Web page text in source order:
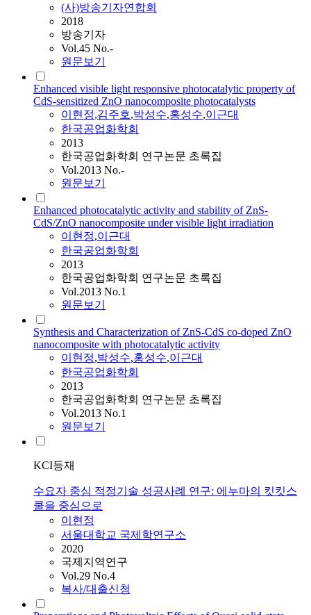
(사)방송기자연합회
2018
방송기자
Vol.45 No.-
원문보기
Enhanced visible light responsive photocatalytic property of
CdS-sensitized ZnO nanocomposite photocatalysts
이현정,김주호,박성수,홍성수,이근대
한국공업화학회
2013
한국공업화학회 연구논문 초록집
Vol.2013 No.-
원문보기
Enhanced photocatalytic activity and stability of ZnS-
CdS/ZnO nanocomposite under visible light irradiation
이현정,이근대
한국공업화학회
2013
한국공업화학회 연구논문 초록집
Vol.2013 No.1
원문보기
Synthesis and Characterization of ZnS-CdS co-doped ZnO
nanocomposite with photocatalytic activity
이현정,박성수,홍성수,이근대
한국공업화학회
2013
한국공업화학회 연구논문 초록집
Vol.2013 No.1
원문보기
KCI등재
수요자 중심 적정기술 성공사례 연구: 에누마의 킷킷스
쿨을 중심으로
이현정
서울대학교 국제학연구소
2020
국제지역연구
Vol.29 No.4
복사/대출신청